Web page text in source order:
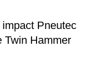
Pneutec
Twin Hammer